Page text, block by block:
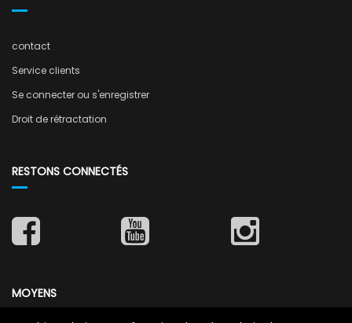
contact
Service clients
Se connecter ou s'enregistrer
Droit de rétractation
RESTONS CONNECTÉS
MOYENS